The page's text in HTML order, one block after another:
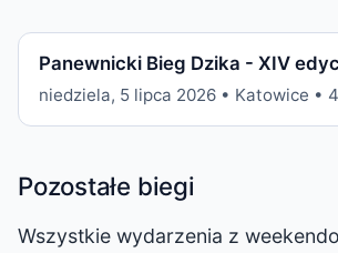
Panewnicki Bieg Dzika - XIV
niedziela, 5 lipca 2026 • Katowice •
Pozostałe biegi
Wszystkie wydarzenia z